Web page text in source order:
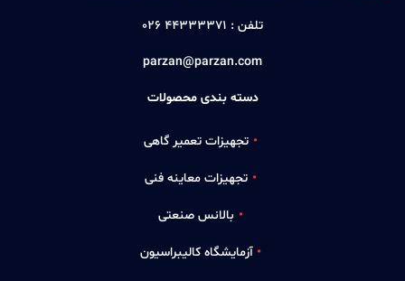
تلفن : 44333371 026
parzan@parzan.com
دسته بندی محصولات
تجهیزات تعمیر گاهی
تجهیزات معاینه فنی
بالانس صنعتی
آزمایشگاه کالیبراسیون